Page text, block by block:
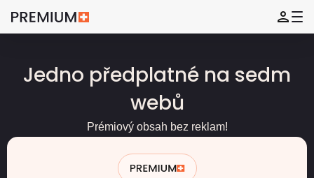
Jedno předplatné na sedm
webů
Prémiový obsah bez reklam!